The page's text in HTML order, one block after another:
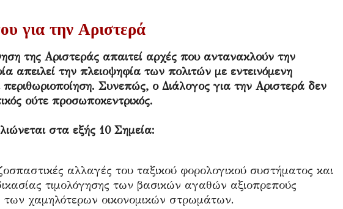
για την Αριστερά
της Αριστεράς απαιτεί αρχές που αντανακλούν την
απειλεί την πλειοψηφία των πολιτών με εντεινόμενη
Συνεπώς, ο Διάλογος για την Αριστερά δεν
ούτε προσωποκεντρικός.
στα εξής 10 Σημεία:
αλλαγές του ταξικού φορολογικού συστήματος και
τιμολόγησης των βασικών αγαθών αξιοπρεπούς
των χαμηλότερων οικονομικών στρωμάτων.